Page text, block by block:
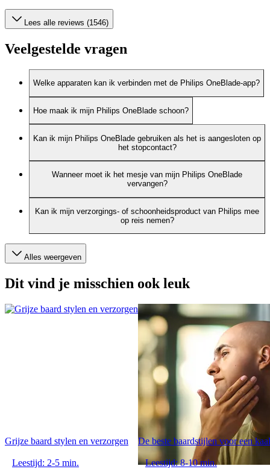
Lees alle reviews (1546)
Veelgestelde vragen
Welke apparaten kan ik verbinden met de Philips OneBlade-app?
Hoe maak ik mijn Philips OneBlade schoon?
Kan ik mijn Philips OneBlade gebruiken als het is aangesloten op
het stopcontact?
Wanneer moet ik het mesje van mijn Philips OneBlade
vervangen?
Kan ik mijn verzorgings- of schoonheidsproduct van Philips mee
op reis nemen?
Alles weergeven
Dit vind je misschien ook leuk
Grijze baard stylen en verzorgen
Leestijd: 2-5 min.
De beste baardstijlen voor een
Leestijd: 8-10 min.